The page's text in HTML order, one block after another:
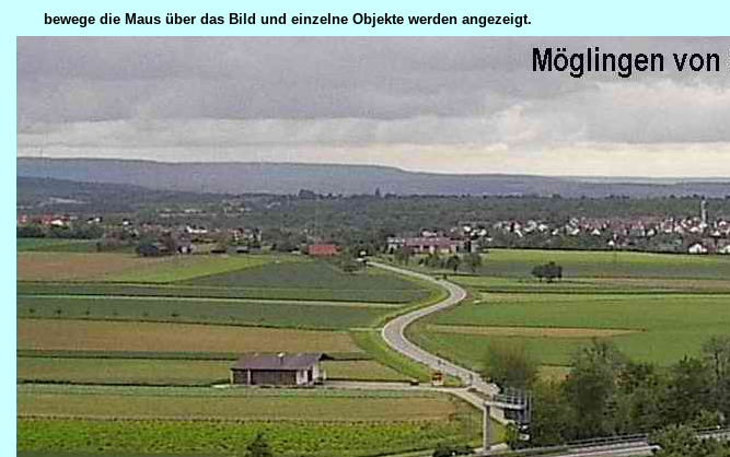
bewege die Maus über das Bild und einzelne Objekte werden angezeigt.